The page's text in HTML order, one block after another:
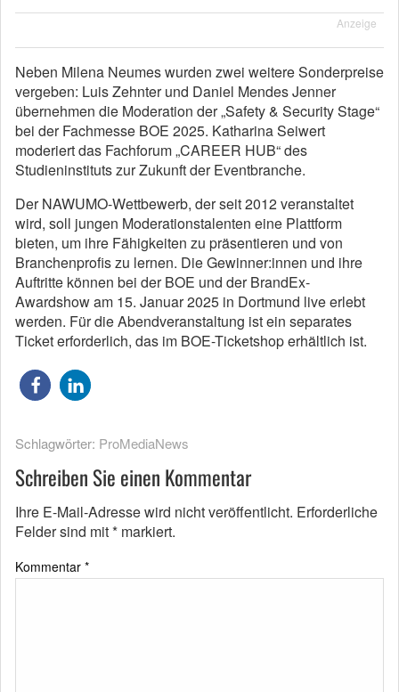
Anzeige
Neben Milena Neumes wurden zwei weitere Sonderpreise
vergeben: Luis Zehnter und Daniel Mendes Jenner
übernehmen die Moderation der „Safety & Security Stage“
bei der Fachmesse BOE 2025. Katharina Seiwert
moderiert das Fachforum „CAREER HUB“ des
Studieninstituts zur Zukunft der Eventbranche.
Der NAWUMO-Wettbewerb, der seit 2012 veranstaltet
wird, soll jungen Moderationstalenten eine Plattform
bieten, um ihre Fähigkeiten zu präsentieren und von
Branchenprofis zu lernen. Die Gewinner:innen und ihre
Auftritte können bei der BOE und der BrandEx-
Awardshow am 15. Januar 2025 in Dortmund live erlebt
werden. Für die Abendveranstaltung ist ein separates
Ticket erforderlich, das im BOE-Ticketshop erhältlich ist.
Schlagwörter: ProMediaNews
Schreiben Sie einen Kommentar
Ihre E-Mail-Adresse wird nicht veröffentlicht. Erforderliche
Felder sind mit* markiert.
Kommentar *